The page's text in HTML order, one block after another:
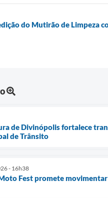
do Mutirão de Limpeza
de Divinópolis fortalece
de Trânsito
- 16h38
Fest promete